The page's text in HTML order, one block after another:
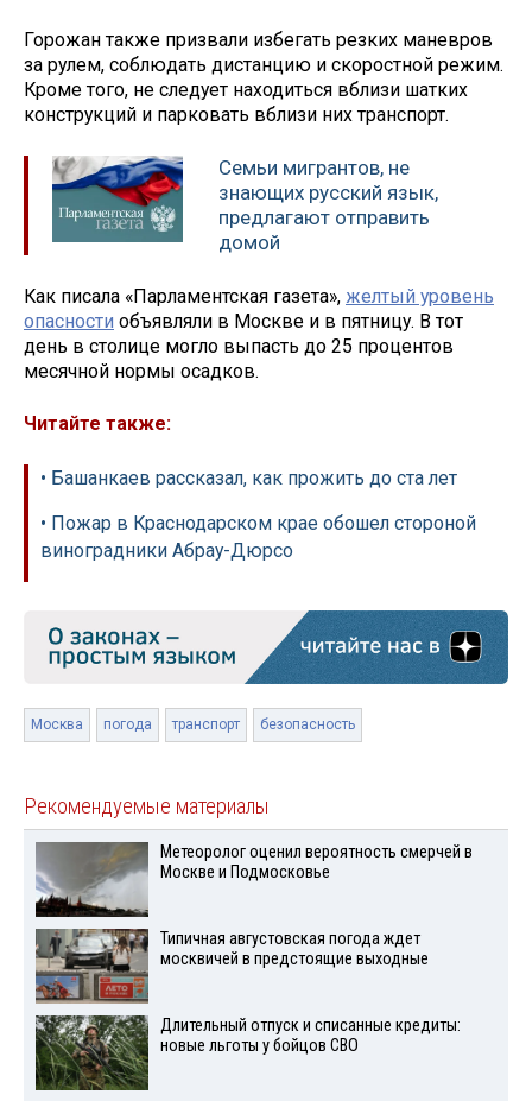
Горожан также призвали избегать резких маневров
за рулем, соблюдать дистанцию и скоростной режим.
Кроме того, не следует находиться вблизи шатких
конструкций и парковать вблизи них транспорт.
Семьи мигрантов, не
знающих русский язык,
предлагают отправить
домой
Как писала «Парламентская газета», желтый уровень
опасности объявляли в Москве и в пятницу. В тот
день в столице могло выпасть до 25 процентов
месячной нормы осадков.
Читайте также:
• Башанкаев рассказал, как прожить до ста лет
• Пожар в Краснодарском крае обошел стороной
виноградники Абрау-Дюрсо
Москва погода транспорт безопасность
Рекомендуемые материалы
Метеоролог оценил вероятность смерчей в
Москве и Подмосковье
Типичная августовская погода ждет
москвичей в предстоящие выходные
Длительный отпуск и списанные кредиты:
новые льготы у бойцов СВО